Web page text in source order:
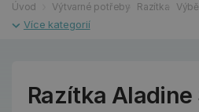
Úvod
Výtvarné potřeby Razítka
Razítka Aladine